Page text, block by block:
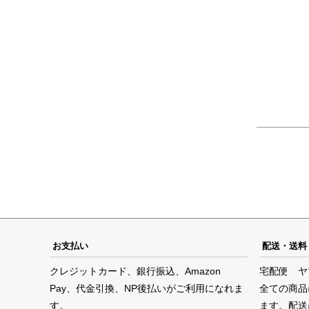
お支払い
クレジットカード、銀行振込、Amazon
Pay、代金引換、NP後払いがご利用になれま
す。
配送・送料
宅配便 ヤ
全ての商
ます。配